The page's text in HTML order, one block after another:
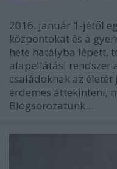
2016. január 1-jétől
központokat és a
hete hatályba lépett,
alapellátási rendszer
családoknak az
érdemes áttekinteni,
Blogsorozatunk…